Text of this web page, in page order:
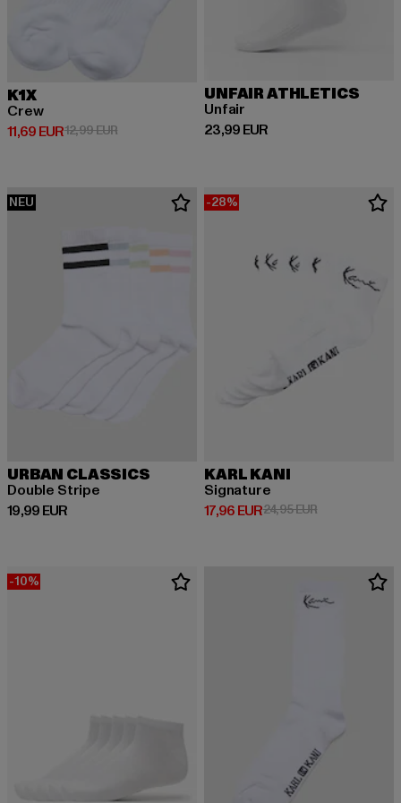
K1X
Crew
11,69 EUR
Derzeitiger Preis: 11,69 EUR
12,99 EURAktionspreis: 12,99 EUR
UNFAIR ATHLETICS
Unfair
23,99 EUR
Derzeitiger Preis: 23,99 EUR
NEU
URBAN CLASSICS
Double Stripe
19,99 EUR
Derzeitiger Preis: 19,99 EUR
-28%
KARL KANI
Signature
17,96 EUR
Derzeitiger Preis: 17,96 EUR
24,95 EURAktionspreis:
-10%